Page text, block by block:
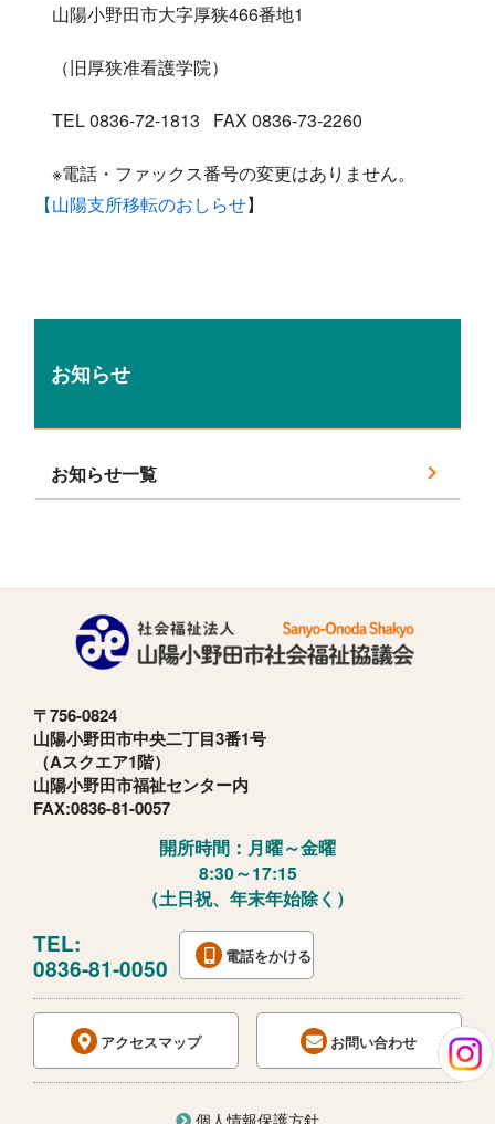
山陽小野田市大字厚狭466番地1
（旧厚狭准看護学院）
TEL 0836-72-1813 FAX 0836-73-2260
※電話・ファックス番号の変更はありません。
【山陽支所移転のおしらせ】
お知らせ
お知らせ一覧
〒756-0824
山陽小野田市中央二丁目3番1号
（Aスクエア1階）
山陽小野田市福祉センター内
FAX:0836-81-0057
開所時間：月曜～金曜
8:30～17:15
（土日祝、年末年始除く）
TEL:
0836-81-0050
電話をかける
アクセスマップ お問い合わせ
個人情報保護方針